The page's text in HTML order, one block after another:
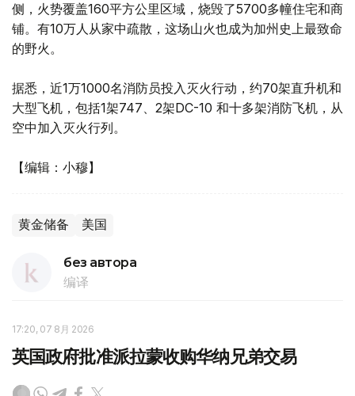
侧，火势覆盖160平方公里区域，烧毁了5700多幢住宅和商
铺。有10万人从家中疏散，这场山火也成为加州史上最致命
的野火。
据悉，近1万1000名消防员投入灭火行动，约70架直升机和
大型飞机，包括1架747、2架DC-10 和十多架消防飞机，从
空中加入灭火行列。
【编辑：小穆】
黄金储备 美国
без автора
编译
17:20, 07 8月 2026
英国政府批准派拉蒙收购华纳兄弟交易